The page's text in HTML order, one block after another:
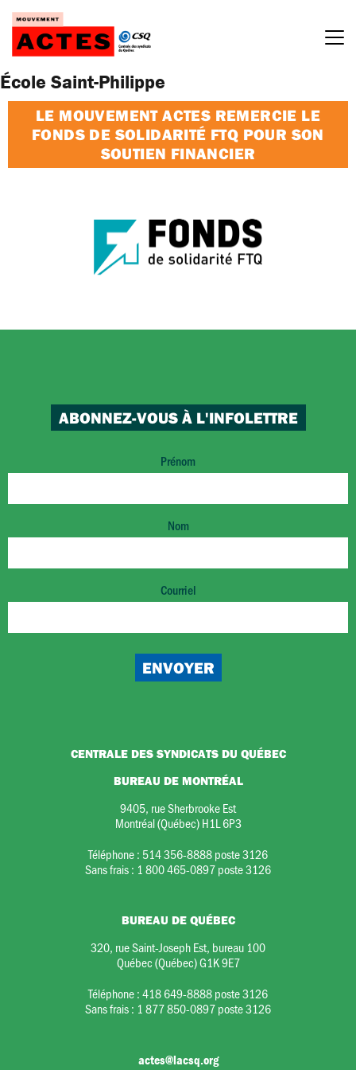
Passer
contenu
École Saint-Philippe
LE MOUVEMENT ACTES REMERCIE LE
FONDS DE SOLIDARITÉ FTQ POUR SON
SOUTIEN FINANCIER
ABONNEZ-VOUS À L'INFOLETTRE
Prénom
Nom
Courriel
CENTRALE DES SYNDICATS DU QUÉBEC
BUREAU DE MONTRÉAL
9405, rue Sherbrooke Est
Montréal (Québec) H1L 6P3
Téléphone : 514 356-8888 poste 3126
Sans frais : 1 800 465-0897 poste 3126
BUREAU DE QUÉBEC
320, rue Saint-Joseph Est, bureau 100
Québec (Québec) G1K 9E7
Téléphone :418 649-8888 poste 3126
Sans frais : 1 877 850-0897 poste 3126
actes@lacsq.org